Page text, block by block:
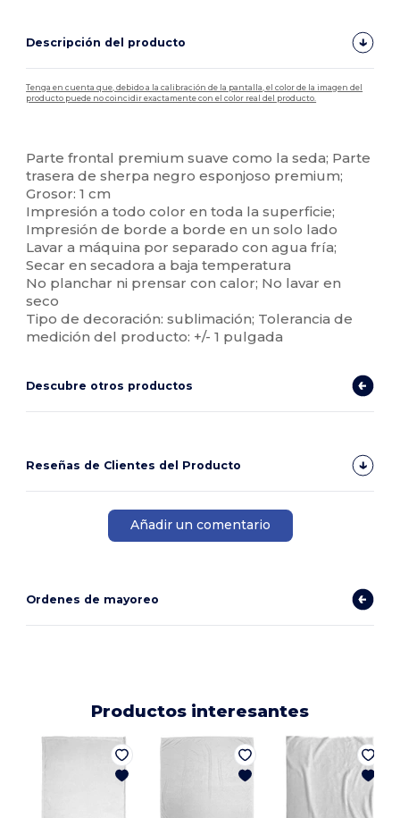
Descripción del producto
Tenga en cuenta que, debido a la calibración de la pantalla, el color de la imagen del
producto puede no coincidir exactamente con el color real del producto.
Parte frontal premium suave como la seda; Parte
trasera de sherpa negro esponjoso premium;
Grosor: 1 cm
Impresión a todo color en toda la superficie;
Impresión de borde a borde en un solo lado
Lavar a máquina por separado con agua fría;
Secar en secadora a baja temperatura
No planchar ni prensar con calor; No lavar en
seco
Tipo de decoración: sublimación; Tolerancia de
medición del producto: +/- 1 pulgada
Descubre otros productos
Reseñas de Clientes del Producto
Añadir un comentario
Ordenes de mayoreo
Productos interesantes